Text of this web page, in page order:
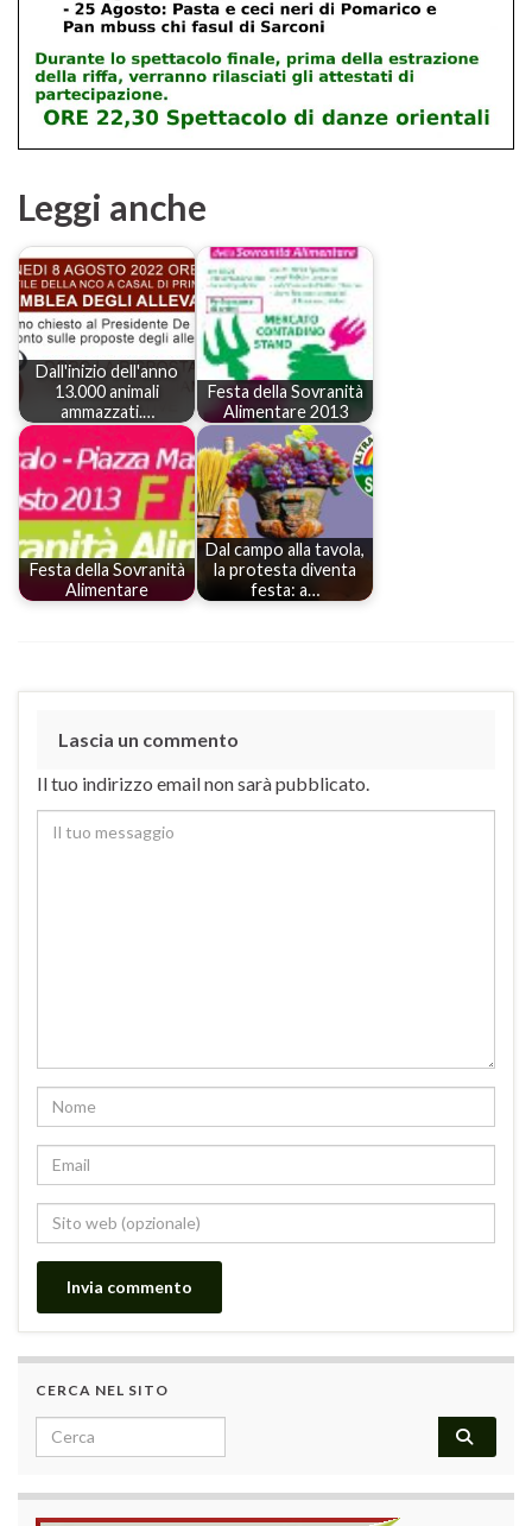
Leggi anche
Dall'inizio dell'anno
13.000 animali
ammazzati.…
Festa della Sovranità
Alimentare 2013
Festa della Sovranità
Alimentare
Dal campo alla tavola,
la protesta diventa
festa: a…
Lascia un commento
Il tuo indirizzo email non sarà pubblicato.
CERCA NEL SITO
Search for: